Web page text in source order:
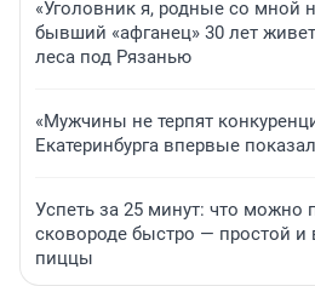
«Уголовник я, родные со мной
бывший «афганец» 30 лет
леса под Рязанью
«Мужчины не терпят
Екатеринбурга впервые
Успеть за 25 минут: что можно
сковороде быстро — простой и
пиццы